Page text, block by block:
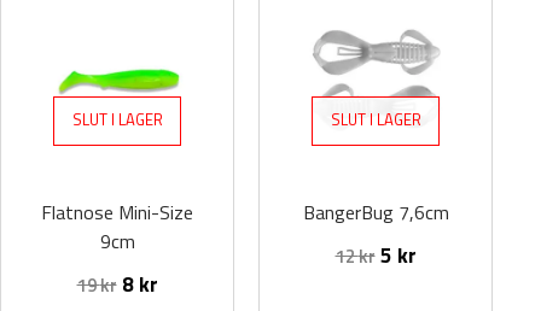
SLUT I LAGER
Flatnose Mini-Size
9cm
19kr 8kr
har
flera
varianter.
De
alternativen
kan
på
SLUT I LAGER
BangerBug 7,6cm
12kr5 kr
produkten
har
flera
varianter.
De
alternativen
väljas